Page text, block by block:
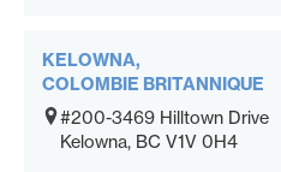
KELOWNA,
COLOMBIE BRITANNIQUE
#200-3469 Hilltown Drive
Kelowna, BC V1V 0H4